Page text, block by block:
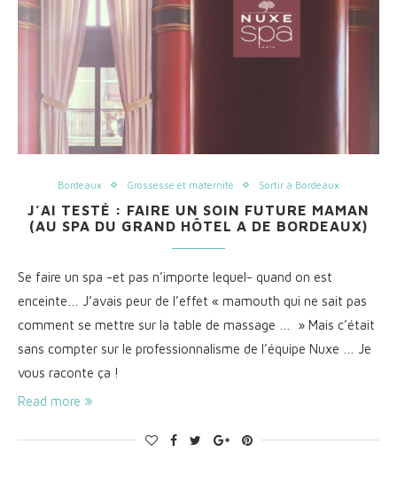
Bordeaux Grossesse et maternité Sortir à Bordeaux
J’AI TESTÉ : FAIRE UN SOIN FUTURE MAMAN
(AU SPA DU GRAND HÔTEL A DE BORDEAUX)
Se faire un spa -et pas n’importe lequel- quand on est
enceinte… J’avais peur de l’effet « mamouth qui ne sait pas
comment se mettre sur la table de massage … » Mais c’était
sans compter sur le professionnalisme de l’équipe Nuxe … Je
vous raconte ça !
Read more